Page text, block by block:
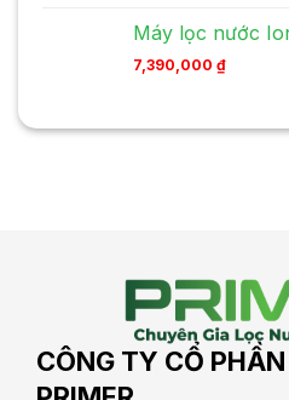
Máy lọc nước
7,390,000 ₫
CÔNG TY CỔ